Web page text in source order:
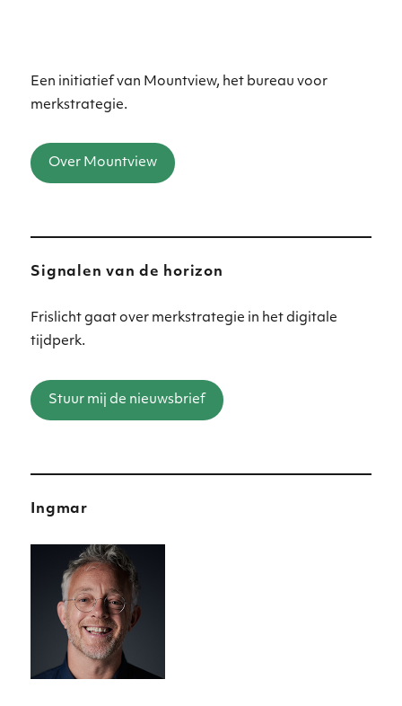
Een initiatief van Mountview, het bureau voor
merkstrategie.
Over Mountview
Signalen van de horizon
Frislicht gaat over merkstrategie in het digitale
tijdperk.
Stuur mij de nieuwsbrief
Ingmar